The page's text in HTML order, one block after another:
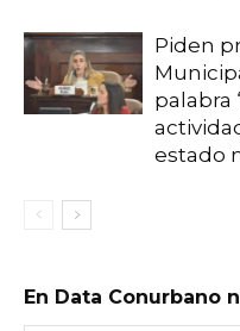
Piden
palabra
estado
En Data Conurbano